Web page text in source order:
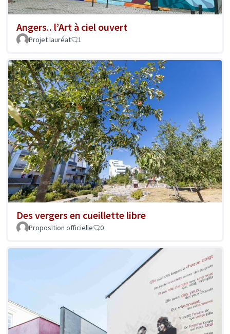
Angers.. l’Art à ciel ouvert
Projet lauréat 1
Des vergers en cueillette libre
Proposition officielle 0